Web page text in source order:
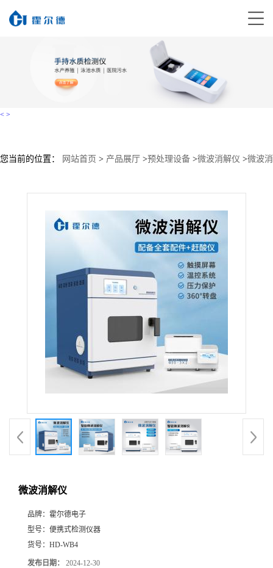
< >
您当前的位置： 网站首页 > 产品展厅 >预处理设备 >微波消解仪 >微波消
微波消解仪
品牌： 霍尔德电子
型号： 便携式检测仪器
货号： HD-WB4
发布日期： 2024-12-30